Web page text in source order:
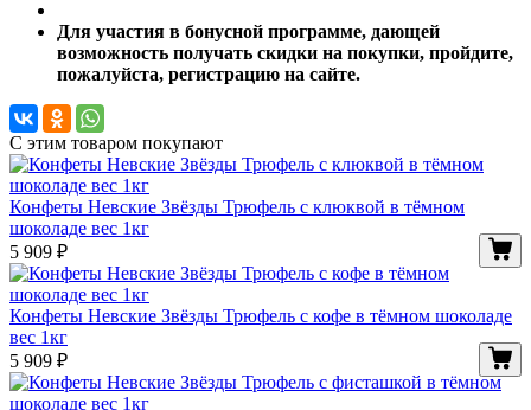
Для участия в бонусной программе, дающей
возможность получать скидки на покупки, пройдите,
пожалуйста, регистрацию на сайте.
С этим товаром покупают
Конфеты Невские Звёзды Трюфель с клюквой в тёмном
шоколаде вес 1кг
5 909 ₽
Конфеты Невские Звёзды Трюфель с кофе в тёмном шоколаде
вес 1кг
5 909 ₽